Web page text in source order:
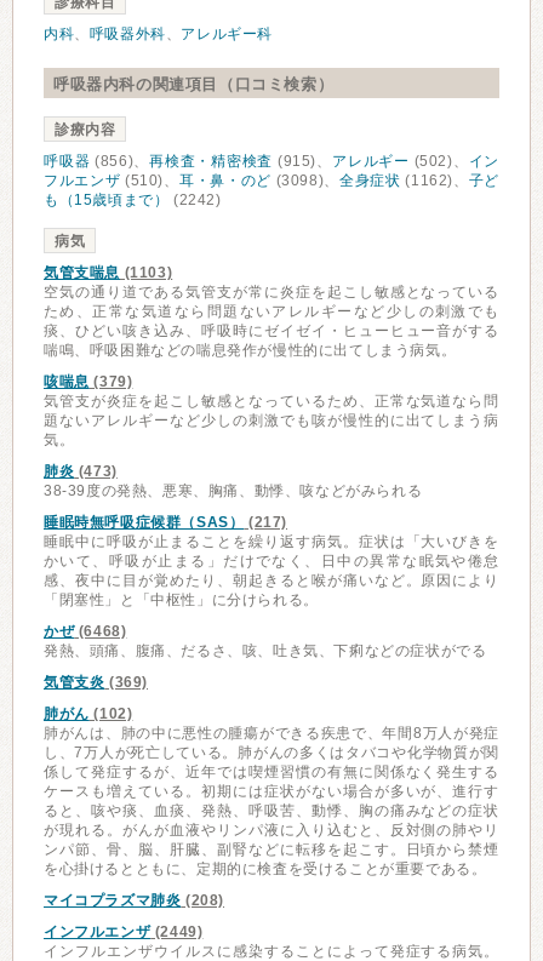
内科、 呼吸器外科、 アレルギー科
呼吸器内科の関連項目（口コミ検索）
診療内容
呼吸器 (856)、再検査・精密検査 (915)、 アレルギー (502)、 イン
フルエンザ (510)、 耳・鼻・のど (3098)、 全身症状 (1162)、 子ど
も（15歳頃まで）
(2242)
病気
気管支喘息 (1103)
空気の通り道である気管支が常に炎症を起こし敏感となっている
ため、正常な気道なら問題ないアレルギーなど少しの刺激でも
痰、ひどい咳き込み、呼吸時にゼイゼイ・ヒューヒュー音がする
喘鳴、呼吸困難などの喘息発作が慢性的に出てしまう病気。
咳喘息 (379)
気管支が炎症を起こし敏感となっているため、正常な気道なら問
題ないアレルギーなど少しの刺激でも咳が慢性的に出てしまう病
気。
肺炎 (473)
38-39度の発熱、悪寒、胸痛、動悸、咳などがみられる
睡眠時無呼吸症候群（SAS）
(217)
睡眠中に呼吸が止まることを繰り返す病気。症状は「大いびきを
かいて、呼吸が止まる」だけでなく、日中の異常な眠気や倦怠
感、夜中に目が覚めたり、朝起きると喉が痛いなど。原因により
「閉塞性」と「中枢性」に分けられる。
かぜ(6468)
発熱、頭痛、腹痛、だるさ、咳、吐き気、下痢などの症状がでる
気管支炎 (369)
肺がん (102)
肺がんは、肺の中に悪性の腫瘍ができる疾患で、年間8万人が発症
し、7万人が死亡している。肺がんの多くはタバコや化学物質が関
係して発症するが、近年では喫煙習慣の有無に関係なく発生する
ケースも増えている。初期には症状がない場合が多いが、進行す
ると、咳や痰、血痰、発熱、呼吸苦、動悸、胸の痛みなどの症状
が現れる。がんが血液やリンパ液に入り込むと、反対側の肺やリ
ンパ節、骨、脳、肝臓、副腎などに転移を起こす。日頃から禁煙
を心掛けるとともに、定期的に検査を受けることが重要である。
マイコプラズマ肺炎 (208)
インフルエンザ(2449)
インフルエンザウイルスに感染することによって発症する病気。